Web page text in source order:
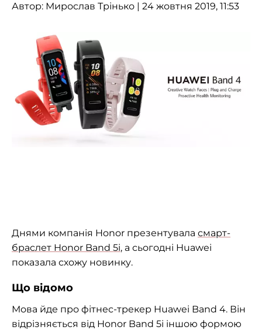
Автор: Мирослав Трінько | 24 жовтня 2019, 11:53
Днями компанія Honor презентувала смарт-
браслет Honor Band 5i, а сьогодні Huawei
показала схожу новинку.
Що відомо
Мова йде про фітнес-трекер Huawei Band 4. Він
відрізняється від Honor Band 5i іншою формою